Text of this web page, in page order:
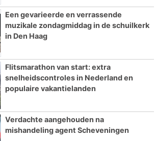
Een gevarieerde en verrassende
muzikale zondagmiddag in de schuilkerk
in Den Haag
Flitsmarathon van start: extra
snelheidscontroles in Nederland en
populaire vakantielanden
Verdachte aangehouden na
mishandeling agent Scheveningen